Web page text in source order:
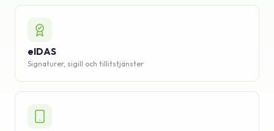
eIDAS
Signaturer, sigill och tillitstjänster